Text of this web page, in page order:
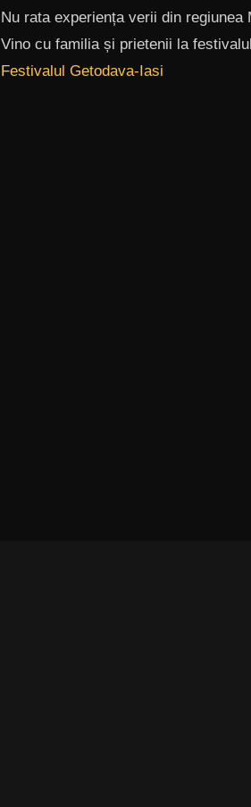
Nu rata experiența verii din regiunea
Vino cu familia și prietenii la
Festivalul Getodava-Iasi